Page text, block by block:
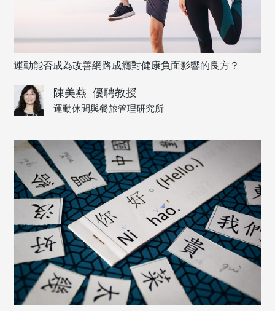
運動能否成為改善網路成癮對健康負面影響的良方？
陳美燕 優聘教授
運動休閒與餐旅管理研究所